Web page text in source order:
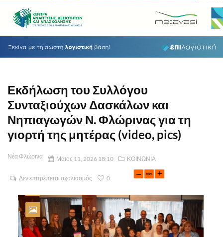
Εκδήλωση του Συλλόγου
Συνταξιούχων Δασκάλων και
Νηπιαγωγών Ν. Φλώρινας για τη
γιορτή της μητέρας (video, pics)
Νέα Φλώρινα Μάιος 11, 2026 18:10 ΚΟΙΝΩΝΙΑ
Δεν επιτρέπεται σχολιασμός 0